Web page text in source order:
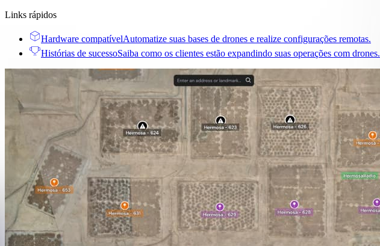
Links rápidos
Hardware compatívelAutomatize suas bases de drones e realize configurações remotas.
Histórias de sucessoSaiba como os clientes estão expandindo suas operações com drones.